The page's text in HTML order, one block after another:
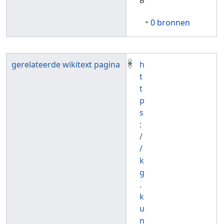
0 bronnen
gerelateerde wikitext pagina
h
t
t
p
s
:
/
/
k
g
.
k
u
n